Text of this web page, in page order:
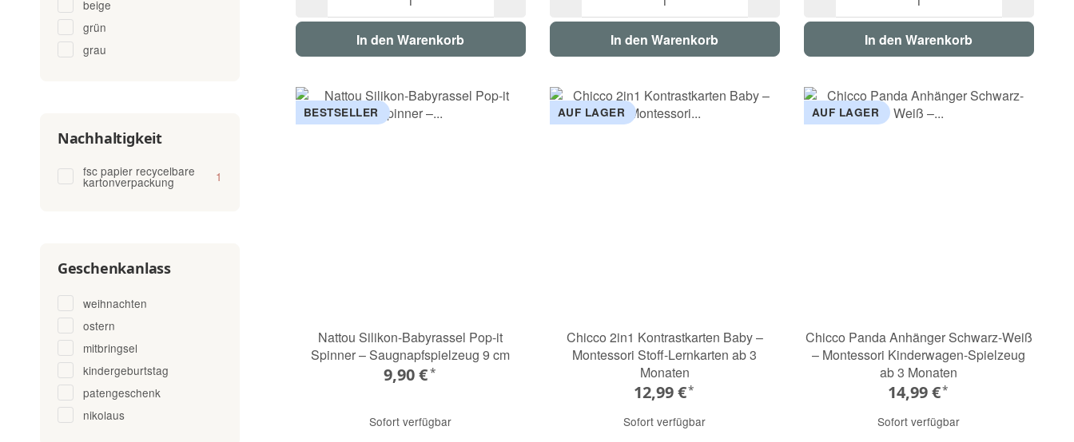
In den Warenkorb In den Warenkorb In den Warenkorb
BESTSELLER
Nattou Silikon-Babyrassel Pop-it
Spinner – Saugnapfspielzeug 9 cm
9,90 €*
Sofort verfügbar
AUF LAGER
Chicco 2in1 Kontrastkarten Baby –
Montessori Stoff-Lernkarten ab 3
Monaten
12,99 €*
Sofort verfügbar
AUF LAGER
Chicco Panda Anhänger Schwarz-Weiß
– Montessori Kinderwagen-Spielzeug
ab 3 Monaten
14,99 €*
Sofort verfügbar
beige
grün
grau
Nachhaltigkeit
fsc papier recycelbare
kartonverpackung 1
Geschenkanlass
weihnachten
ostern
mitbringsel
kindergeburtstag
patengeschenk
nikolaus